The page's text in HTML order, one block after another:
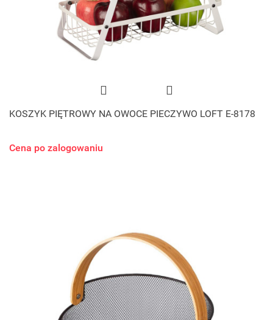
KOSZYK PIĘTROWY NA OWOCE PIECZYWO LOFT E-8178
Cena po zalogowaniu